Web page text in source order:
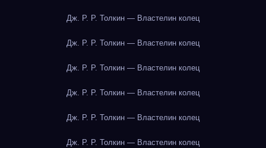
Дж. Р. Р. Толкин — Властелин колец
Дж. Р. Р. Толкин — Властелин колец
Дж. Р. Р. Толкин — Властелин колец
Дж. Р. Р. Толкин — Властелин колец
Дж. Р. Р. Толкин — Властелин колец
Дж. Р. Р. Толкин — Властелин колец